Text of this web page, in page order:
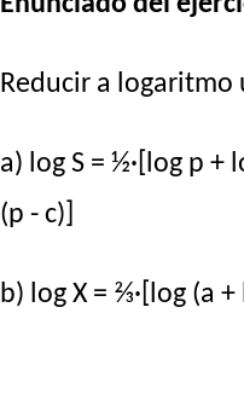
Reducir a logaritmo
a) log S = ½·[log p +
(p - c)]
b) log X = ⅔·[log (a +